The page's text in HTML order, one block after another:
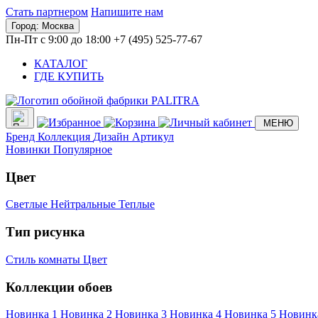
Стать партнером Напишите нам
Город: Москва
Пн-Пт с 9:00 до 18:00 +7 (495) 525-77-67
КАТАЛОГ
ГДЕ КУПИТЬ
МЕНЮ
Бренд Коллекция Дизайн Артикул
Новинки Популярное
Цвет
Светлые Нейтральные Теплые
Тип рисунка
Стиль комнаты Цвет
Коллекции обоев
Новинка 1 Новинка 2 Новинка 3 Новинка 4 Новинка 5